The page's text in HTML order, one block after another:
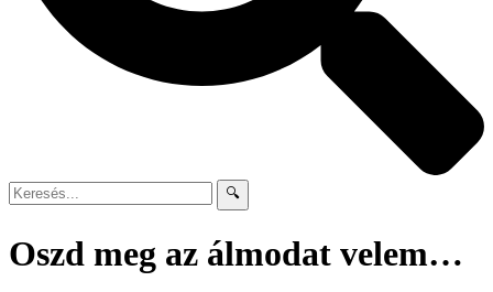
🔍
Oszd meg az álmodat velem…